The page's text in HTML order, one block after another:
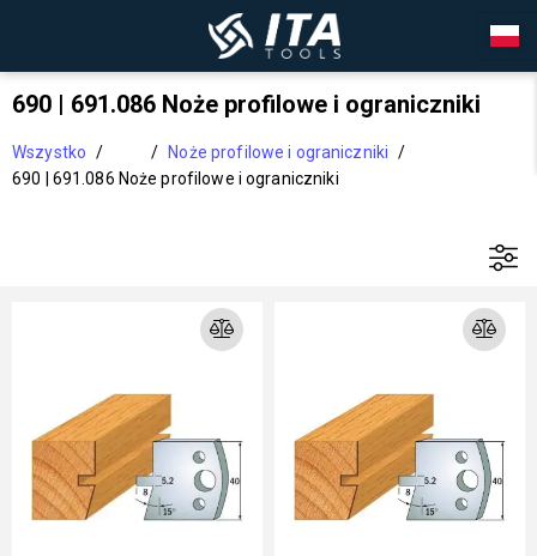
690 | 691.086 Noże profilowe i ograniczniki
Wszystko / / Noże profilowe i ograniczniki /
690 | 691.086 Noże profilowe i ograniczniki